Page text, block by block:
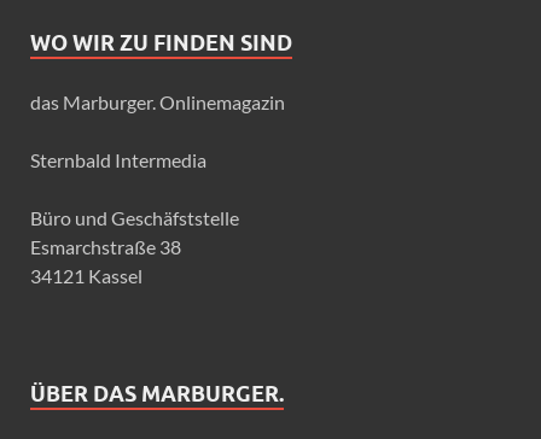
WO WIR ZU FINDEN SIND
das Marburger. Onlinemagazin
Sternbald Intermedia
Büro und Geschäfststelle
Esmarchstraße 38
34121 Kassel
ÜBER DAS MARBURGER.